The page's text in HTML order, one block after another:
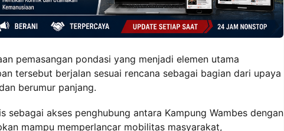
pemasangan pondasi yang menjadi elemen utama
tersebut berjalan sesuai rencana sebagai bagian dari upaya
berumur panjang.
akses penghubung antara Kampung Wambes dengan
mampu memperlancar mobilitas masyarakat,